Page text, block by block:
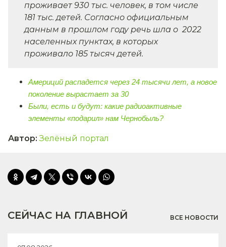
проживает 930 тыс. человек, в том числе
181 тыс. детей. Согласно официальным
данным в прошлом году речь шла о 2022
населенных пунктах, в которых
проживало 185 тысяч детей.
Америций распадется через 24 тысячи лет, а новое
поколение вырастает за 30
Были, есть и будут: какие радиоактивные
элементы «подарил» нам Чернобыль?
Автор: Зелёный портал
СЕЙЧАС НА ГЛАВНОЙ ВСЕ НОВОСТИ